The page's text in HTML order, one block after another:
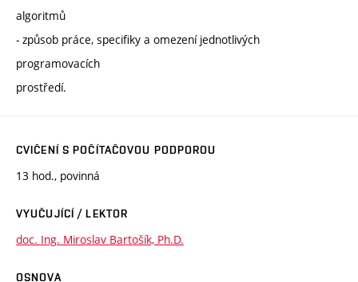
algoritmů
- způsob práce, specifiky a omezení jednotlivých
programovacích
prostředí.
CVIČENÍ S POČÍTAČOVOU PODPOROU
13 hod., povinná
VYUČUJÍCÍ / LEKTOR
doc. Ing. Miroslav Bartošík, Ph.D.
OSNOVA